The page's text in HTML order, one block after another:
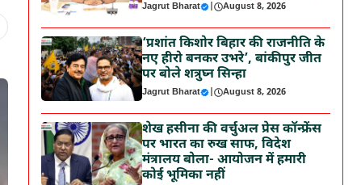
Jagrut Bharat | August 8, 2026
‘प्रशांत किशोर बिहार की राजनीति के
नए हीरो बनकर उभरे’, बांकीपुर जीत
पर बोले शत्रुघ्न सिन्हा
Jagrut Bharat | August 8, 2026
शेख हसीना की वर्चुअल प्रेस कॉन्फ्रेंस
पर भारत का रुख साफ, विदेश
मंत्रालय बोला- आयोजन में हमारी
कोई भूमिका नहीं